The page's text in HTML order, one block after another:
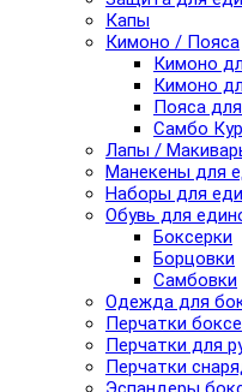
Капы
Кимоно / Пояса
Кимоно
Кимоно
Пояса
Самбо
Лапы /
Манекены для
Наборы для
Обувь для
Боксерки
Борцовки
Самбовки
Одежда для
Перчатки
Перчатки для
Перчатки